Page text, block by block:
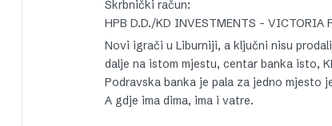
Skrbnički račun:
HPB D.D./KD INVESTMENTS – VICTORIA
Novi igrači u Liburniji, a ključni nisu
dalje na istom mjestu, centar banka isto,
Podravska banka je pala za jedno
A gdje ima dima, ima i vatre.